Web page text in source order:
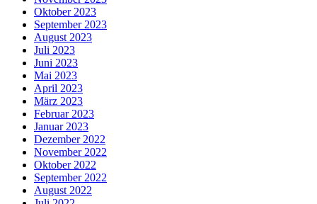
Oktober 2023
September 2023
August 2023
Juli 2023
Juni 2023
Mai 2023
April 2023
März 2023
Februar 2023
Januar 2023
Dezember 2022
November 2022
Oktober 2022
September 2022
August 2022